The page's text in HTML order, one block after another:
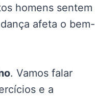
homens sentem
afeta o bem-
. Vamos falar
e a